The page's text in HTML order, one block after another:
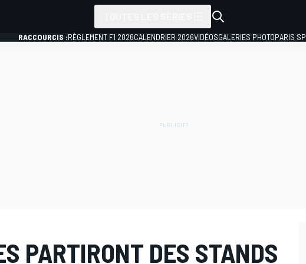
RACCOURCIS :RÈGLEMENT F1 2026CALENDRIER 2026VIDÉOSGALERIES PHOTOPARIS
PARTIRONT DES STANDS